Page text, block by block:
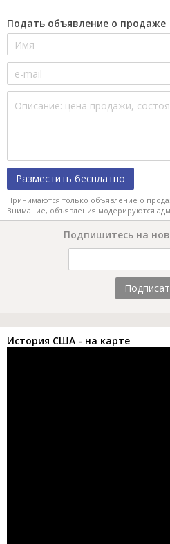
Подать объявление о продаже
Разместить бесплатно
Принимаются только объявление о
Внимание, объявления модерируются
Подпишитесь на
История США - на карте